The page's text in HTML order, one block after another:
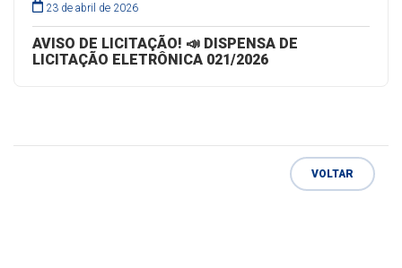
23 de abril de 2026
AVISO DE LICITAÇÃO! 📣 DISPENSA DE
LICITAÇÃO ELETRÔNICA 021/2026
VOLTAR